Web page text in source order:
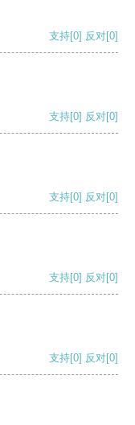
支持[0] 反对[0]
支持[0] 反对[0]
支持[0] 反对[0]
支持[0] 反对[0]
支持[0] 反对[0]